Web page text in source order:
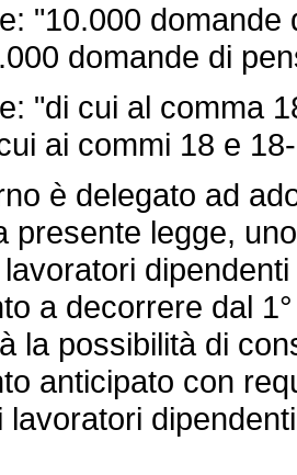
"10.000 domande
domande di
"di cui al comma
ai commi 18 e
è delegato ad
presente legge,
a decorrere dal
la possibilità di
anticipato con
lavoratori